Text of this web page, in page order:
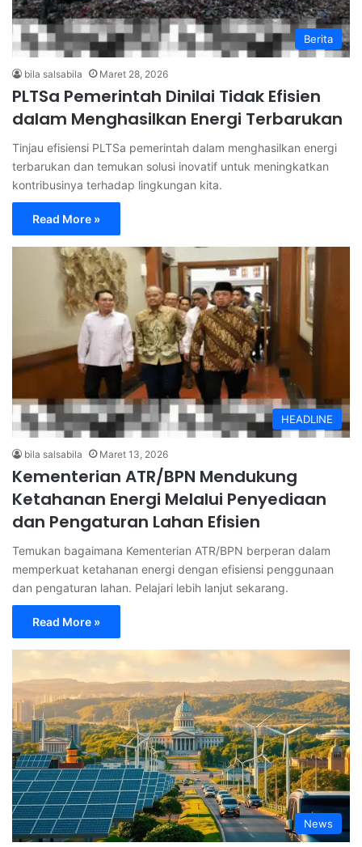
Berita
bila salsabila Maret 28, 2026
PLTSa Pemerintah Dinilai Tidak Efisien
dalam Menghasilkan Energi Terbarukan
Tinjau efisiensi PLTSa pemerintah dalam menghasilkan energi
terbarukan dan temukan solusi inovatif untuk meningkatkan
kontribusinya terhadap lingkungan kita.
Read More »
HEADLINE
bila salsabila Maret 13, 2026
Kementerian ATR/BPN Mendukung
Ketahanan Energi Melalui Penyediaan
dan Pengaturan Lahan Efisien
Temukan bagaimana Kementerian ATR/BPN berperan dalam
memperkuat ketahanan energi dengan efisiensi penggunaan
dan pengaturan lahan. Pelajari lebih lanjut sekarang.
Read More »
News